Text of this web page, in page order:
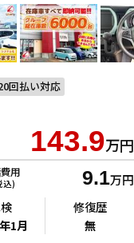
回払い対応
143.9万円
用
込) 9.1万円
1月
修復歴
無